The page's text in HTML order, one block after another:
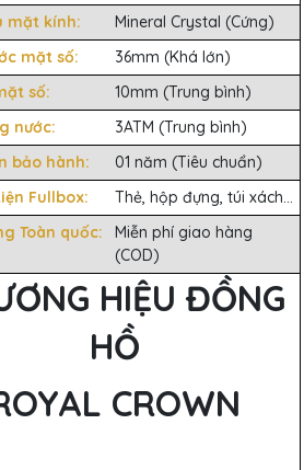
mặt kính:
Mineral Crystal (Cứng)
mặt số:
36mm (Khá lớn)
số:
10mm (Trung bình)
nước:
3ATM (Trung bình)
bảo hành:
01 năm (Tiêu chuẩn)
Fullbox:
Thẻ, hộp đựng, túi xách...
Toàn quốc:
Miễn phí giao hàng
(COD)
HIỆU ĐỒNG
HỒ
CROWN